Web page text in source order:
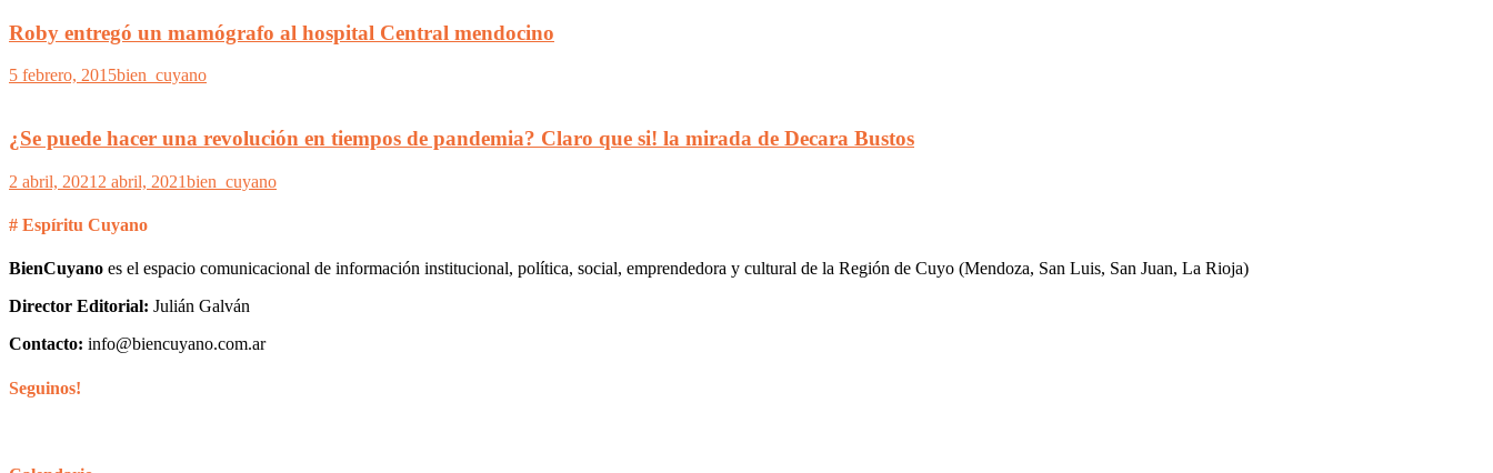
Roby entregó un mamógrafo al hospital Central mendocino
5 febrero, 2015bien_cuyano
¿Se puede hacer una revolución en tiempos de pandemia? Claro que si! la mirada de Decara Bustos
2 abril, 2021 2 abril, 2021bien_cuyano
# Espíritu Cuyano
BienCuyano es el espacio comunicacional de información institucional, política, social, emprendedora y cultural de la Región de Cuyo (Mendoza, San Luis, San Juan, La Rioja)
Director Editorial: Julián Galván
Contacto: info@biencuyano.com.ar
Seguinos!